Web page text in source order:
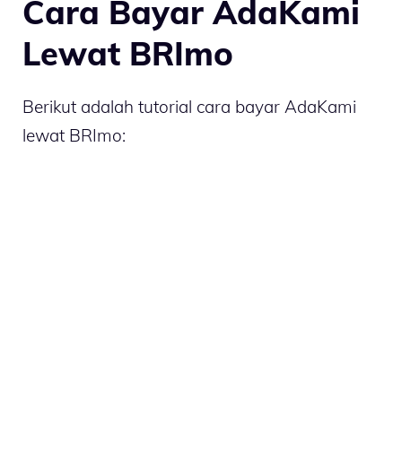
Cara Bayar AdaKami
Lewat BRImo
Berikut adalah tutorial cara bayar AdaKami
lewat BRImo: